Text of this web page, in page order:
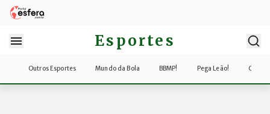
Esportes
Outros Esportes Mundo da Bola BBMP! Pega Leão! Copa